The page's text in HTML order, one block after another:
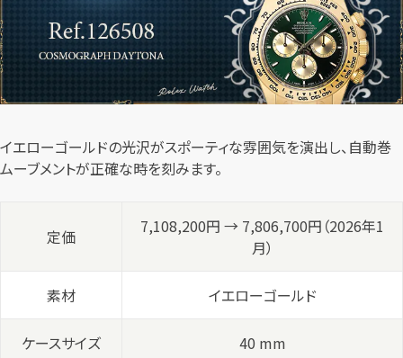
イエローゴールドの光沢がスポーティな雰囲気を演出し、自動巻
ムーブメントが正確な時を刻みます。
定価
7,108,200円 → 7,806,700円（2026年1
月）
素材 イエローゴールド
ケースサイズ 40 mm